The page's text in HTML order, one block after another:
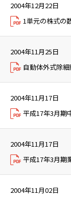
2004年12月22日
1単元の株式の
2004年11月25日
自動体外式除
2004年11月17日
平成17年3月期
2004年11月17日
平成17年3月期
2004年11月02日